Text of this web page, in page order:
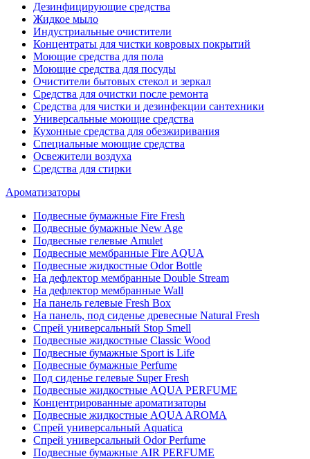
Дезинфицирующие средства
Жидкое мыло
Индустриальные очистители
Концентраты для чистки ковровых покрытий
Моющие средства для пола
Моющие средства для посуды
Очистители бытовых стекол и зеркал
Средства для очистки после ремонта
Средства для чистки и дезинфекции сантехники
Универсальные моющие средства
Кухонные средства для обезжиривания
Специальные моющие средства
Освежители воздуха
Средства для стирки
Ароматизаторы
Подвесные бумажные Fire Fresh
Подвесные бумажные New Age
Подвесные гелевые Amulet
Подвесные мембранные Fire AQUA
Подвесные жидкостные Odor Bottle
На дефлектор мембранные Double Stream
На дефлектор мембранные Wall
На панель гелевые Fresh Box
На панель, под сиденье древесные Natural Fresh
Спрей универсальный Stop Smell
Подвесные жидкостные Classic Wood
Подвесные бумажные Sport is Life
Подвесные бумажные Perfume
Под сиденье гелевые Super Fresh
Подвесные жидкостные AQUA PERFUME
Концентрированные ароматизаторы
Подвесные жидкостные AQUA AROMA
Спрей универсальный Aquatica
Спрей универсальный Odor Perfume
Подвесные бумажные AIR PERFUME